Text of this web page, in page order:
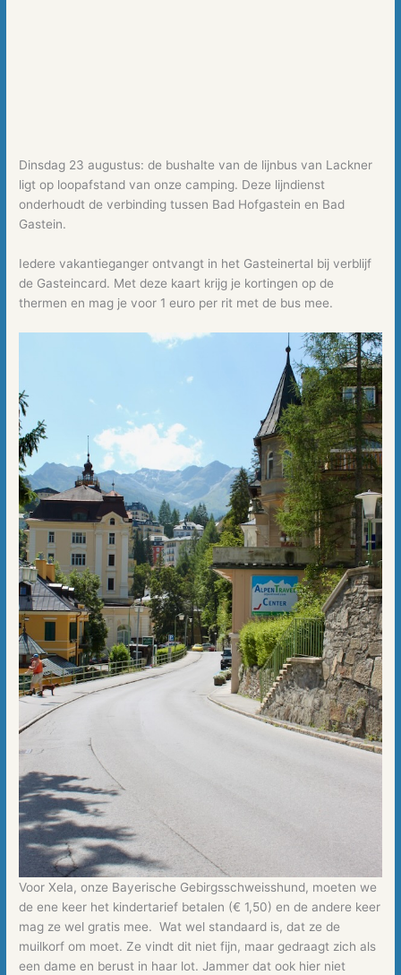
Dinsdag 23 augustus: de bushalte van de lijnbus van Lackner
ligt op loopafstand van onze camping. Deze lijndienst
onderhoudt de verbinding tussen Bad Hofgastein en Bad
Gastein.
Iedere vakantieganger ontvangt in het Gasteinertal bij verblijf
de Gasteincard. Met deze kaart krijg je kortingen op de
thermen en mag je voor 1 euro per rit met de bus mee.
Voor Xela, onze Bayerische Gebirgsschweisshund, moeten we
de ene keer het kindertarief betalen (€ 1,50) en de andere keer
mag ze wel gratis mee. Wat wel standaard is, dat ze de
muilkorf om moet. Ze vindt dit niet fijn, maar gedraagt zich als
een dame en berust in haar lot. Jammer dat ook hier niet